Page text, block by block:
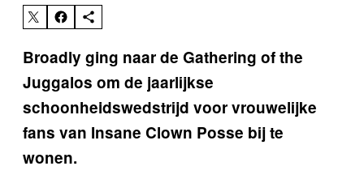
Broadly ging naar de Gathering of the
Juggalos om de jaarlijkse
schoonheidswedstrijd voor vrouwelijke
fans van Insane Clown Posse bij te
wonen.